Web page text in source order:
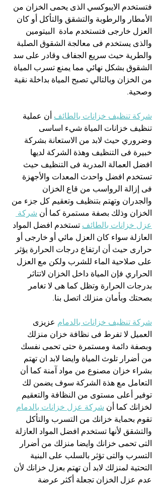
فتستخدم الايبوكسي الذى يحمى الخزان من
الأمطار والرطوبة والتشقق والتأكل أو كان
العزل خارجى فتستخدم مادة  البيتومين
والذى يستخدم فى معالجة الشقوق الصلبة
والطرية حيث سريع الجفاف وقادر على سد
الشقوق بشكل نهائي مما يمنع تسرب المياة
من الخزان وبالتالي تصبح المياة بداخلة نقية
وصحية.
شركة تنظيف خزانات بالطائف أن عملية
تنظيف خزانات المياة شيء اساسى
وضروري حيث لابد من الاستعانة بشركة
خبيرة فى التنظيف وهذة الشركة لديها
افضل العمالة المدربة فى التنظيف حيث
تستخدم افضل واحدث المعدات والأجهزة
فى إزالة الرواسب من قاع الخزان
والجدران وتهتم بتنظيف وتعقيم كل جزء من
الخزان وذلك بصفة مستمرة كما أن شركة
عزل خزانات بالطائف تستخدم افضل المواد
العازلة سواء كان العزل مائي أو خارجى أو
حرارى حيث أن ارتفاع درجات الحرارة يؤثر
على صلاحية الماء للشرب ولكن مع العزل
الحراري فإن المياة داخل الخزان لاتتاثر
بدرجات الحرارة وتظل كما هى لا تغامر
بصحتك وبأمان منزلك اتصل بنا.
شركة تنظيف خزانات بالدمام عزيزى
العميل لا تفرط فى نظافة خزان منزلك
وبصفة دائمة ومستمرة حتى تحمى نفسك
من أضرار تلوث المياة وايضا لابد ان تهتم
بشراء خزان مصنوع من مواد آمنة كما أن
التعامل مع هذة الشركة سوف يضمن لك
توفير أعلى مستوى من النظافة والتعقيم
لخزانك كما أن شركة عزل خزانات بالدمام
تقوم بحماية خزانك من التسرب والتأكل
والتشقق لأنها تستخدم افضل المواد العازلة
التى تحمى خزانك وايضا منزلك من أضرار
التسرب والتى تؤثر بالسلب على البنية
التحتية لمنزلك لابد أن تهتم بعزل خزانك لأن
عدم عزل الخزان تجعلة أكثر عرضة